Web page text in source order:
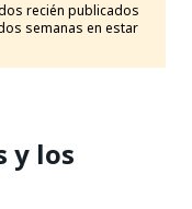
recién publicados
semanas en estar
y los